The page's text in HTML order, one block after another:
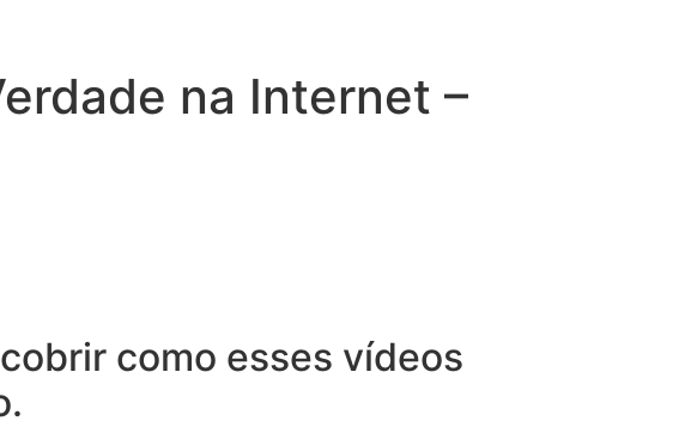
na Internet –
como esses vídeos